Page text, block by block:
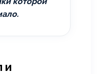
и